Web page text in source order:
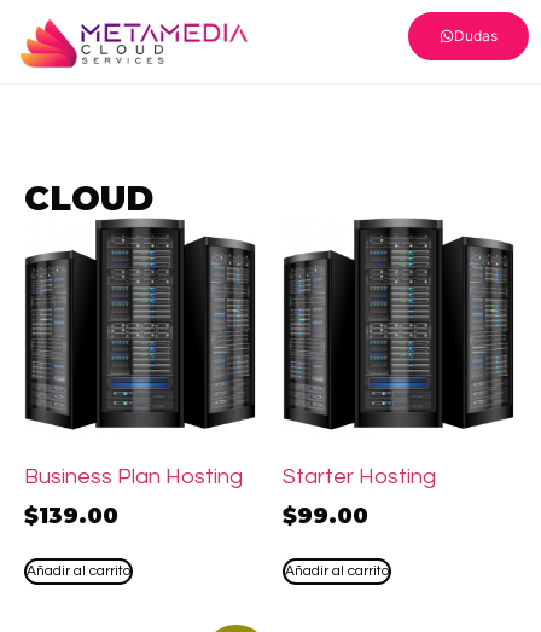
Dudas
CLOUD
Business Plan Hosting
$139.00
Añadir al carrito
Starter Hosting
$99.00
Añadir al carrito